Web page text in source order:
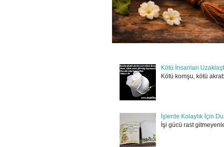
Kötü İnsanları
Kötü komşu, kötü
İşlerde Kolaylık İçin
İşi gücü rast